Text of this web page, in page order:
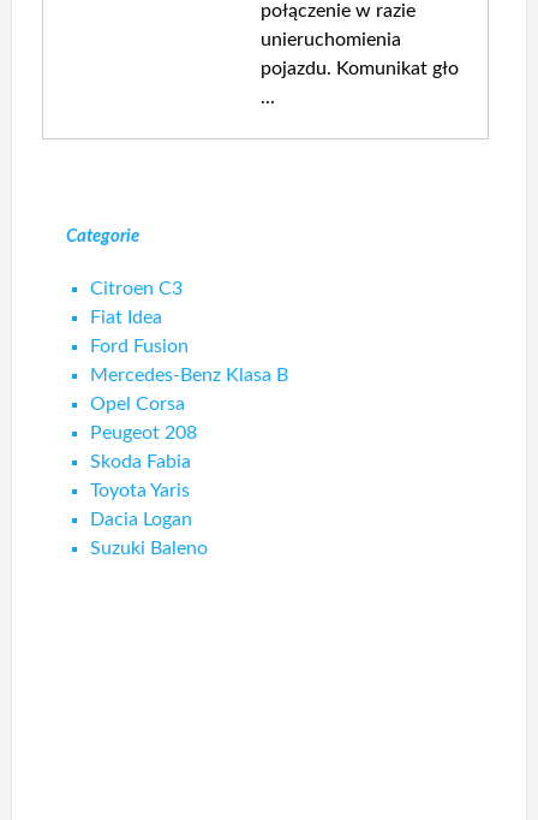
połączenie w razie
unieruchomienia
pojazdu. Komunikat gło
...
Categorie
Citroen C3
Fiat Idea
Ford Fusion
Mercedes-Benz Klasa B
Opel Corsa
Peugeot 208
Skoda Fabia
Toyota Yaris
Dacia Logan
Suzuki Baleno